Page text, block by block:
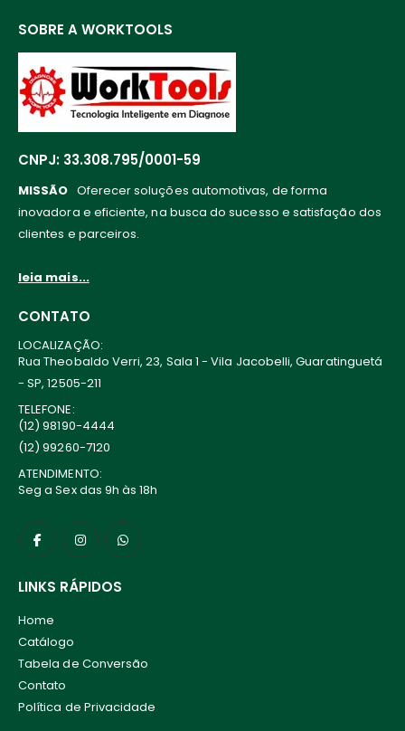
SOBRE A WORKTOOLS
CNPJ: 33.308.795/0001-59
MISSÃO Oferecer soluções automotivas, de forma
inovadora e eficiente, na busca do sucesso e satisfação dos
clientes e parceiros.
leia mais...
CONTATO
LOCALIZAÇÃO:
Rua Theobaldo Verri, 23, Sala 1 - Vila Jacobelli, Guaratinguetá
- SP, 12505-211
TELEFONE:
(12) 98190-4444
(12) 99260-7120
ATENDIMENTO:
Seg a Sex das 9h às 18h
LINKS RÁPIDOS
Home
Catálogo
Tabela de Conversão
Contato
Política de Privacidade